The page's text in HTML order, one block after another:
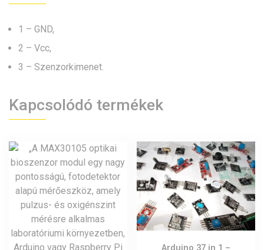
1 – GND,
2 – Vcc,
3 – Szenzorkimenet.
Kapcsolódó termékek